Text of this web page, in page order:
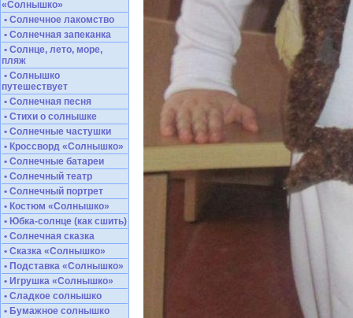
«Солнышко»
• Солнечное лакомство
• Солнечная запеканка
• Солнце, лето, море,
пляж
• Солнышко
путешествует
• Солнечная песня
• Стихи о солнышке
• Солнечные частушки
• Кроссворд «Солнышко»
• Солнечные батареи
• Солнечный театр
• Солнечный портрет
• Костюм «Солнышко»
• Юбка-солнце (как сшить)
• Солнечная сказка
• Сказка «Солнышко»
• Подставка «Солнышко»
• Игрушка «Солнышко»
• Сладкое солнышко
• Бумажное солнышко